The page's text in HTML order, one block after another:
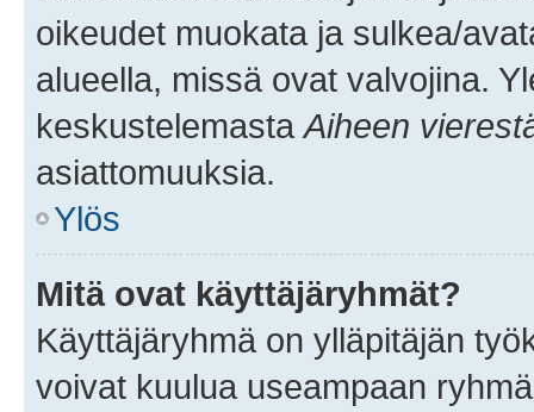
oikeudet muokata ja sulkea/
alueella, missä ovat valvojina.
keskustelemasta Aiheen
asiattomuuksia.
Ylös
Mitä ovat käyttäjäryhmät?
Käyttäjäryhmä on ylläpitäjän
voivat kuulua useampaan